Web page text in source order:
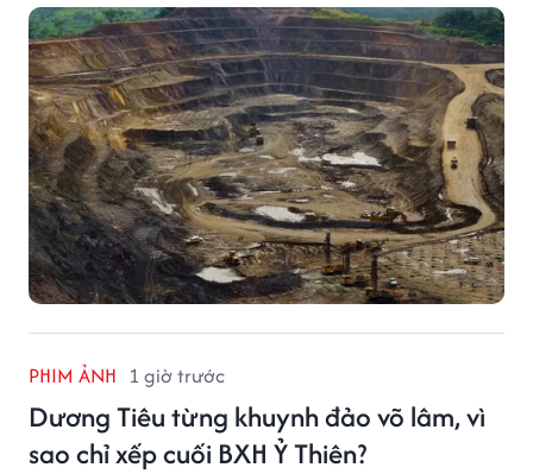
PHIM ẢNH 1 giờ trước
Dương Tiêu từng khuynh đảo võ lâm, vì
sao chỉ xếp cuối BXH Ỷ Thiên?